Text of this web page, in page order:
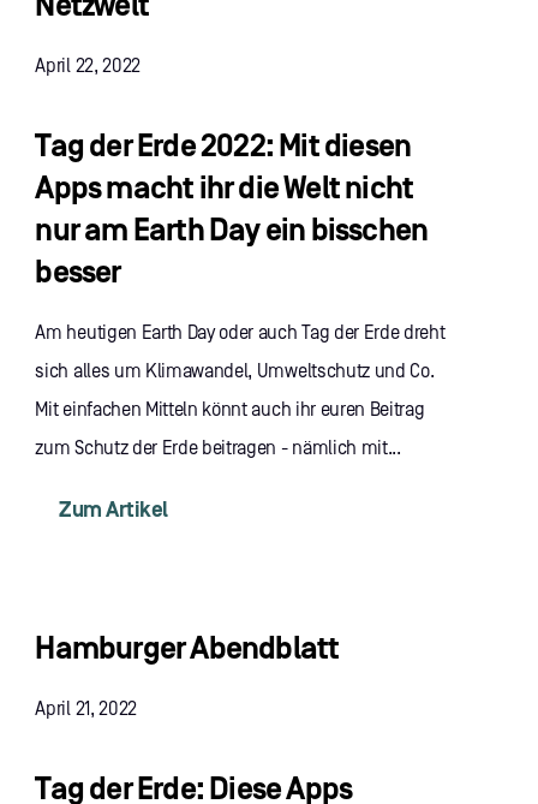
April 22, 2022
Tag der Erde 2022: Mit diesen
Apps macht ihr die Welt nicht
nur am Earth Day ein bisschen
besser
Am heutigen Earth Day oder auch Tag der Erde dreht
sich alles um Klimawandel, Umweltschutz und Co.
Mit einfachen Mitteln könnt auch ihr euren Beitrag
zum Schutz der Erde beitragen - nämlich mit...
Zum Artikel
Hamburger Abendblatt
April 21, 2022
Tag der Erde: Diese Apps